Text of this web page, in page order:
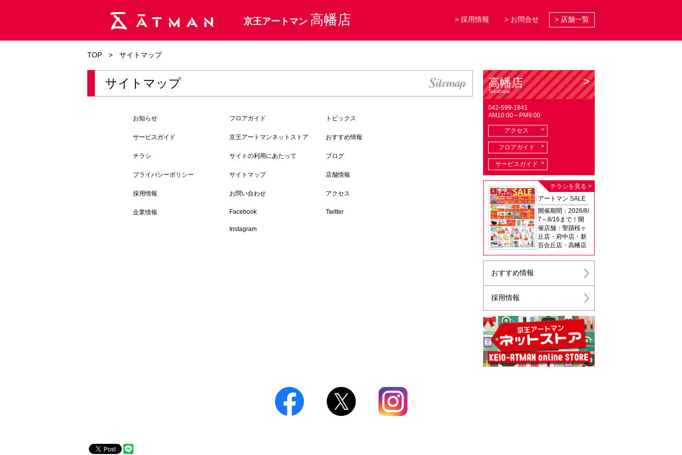
京王アートマン 高幡店 > 採用情報 > お問合せ > 店舗一覧
TOP > サイトマップ
サイトマップ Sitemap
お知らせ フロアガイド トピックス
サービスガイド 京王アートマンネットストア おすすめ情報
チラシ サイトの利用にあたって ブログ
プライバシーポリシー サイトマップ 店舗情報
採用情報 お問い合わせ アクセス
企業情報 Facebook Twitter
Instagram
高幡店
Takahata
042-599-1841
AM10:00～PM9:00
アクセス
フロアガイド
サービスガイド
チラシを見る >
アートマン SALE
開催期間：2026/8/
7～8/16まで！開
催店舗：聖蹟桜ヶ
丘店・府中店・新
百合丘店・高幡店
おすすめ情報
採用情報